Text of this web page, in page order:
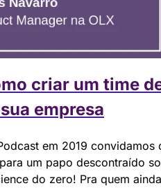
criar um time
empresa
em 2019 convidamos
um papo descontraído
do zero! Pra quem